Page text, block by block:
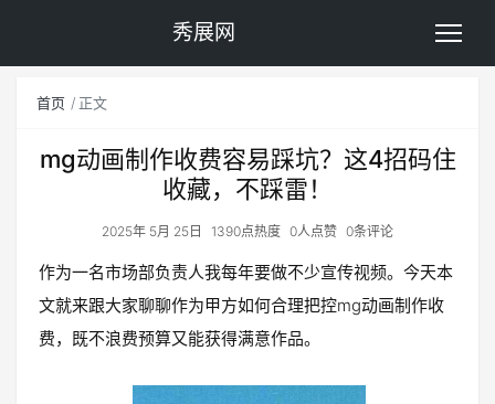
秀展网
首页 正文
mg动画制作收费容易踩坑？这4招码住
收藏，不踩雷！
2025年 5月 25日 1390点热度 0人点赞 0条评论
作为一名市场部负责人我每年要做不少宣传视频。今天本
文就来跟大家聊聊作为甲方如何合理把控mg动画制作收
费，既不浪费预算又能获得满意作品。